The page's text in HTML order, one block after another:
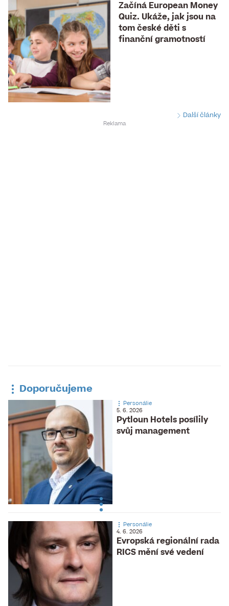
Začíná European Money
Quiz. Ukáže, jak jsou na
tom české děti s
finanční gramotností
Další články
Doporučujeme
Pytloun Hotels posílily
svůj management
Personálie
5. 6. 2026
Evropská regionální rada
RICS mění své vedení
Personálie
4. 6. 2026